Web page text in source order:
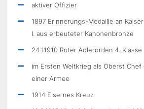
aktiver Offizier
1897 Erinnerungs-Medaille an
I. aus erbeuteter Kanonenbronze
24.1.1910 Roter Adlerorden 4. Klasse
im Ersten Weltkrieg als Oberst Chef
einer Armee
1914 Eisernes Kreuz